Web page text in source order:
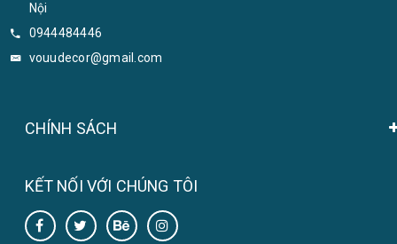
Nội
0944484446
vouudecor@gmail.com
CHÍNH SÁCH
KẾT NỐI VỚI CHÚNG TÔI